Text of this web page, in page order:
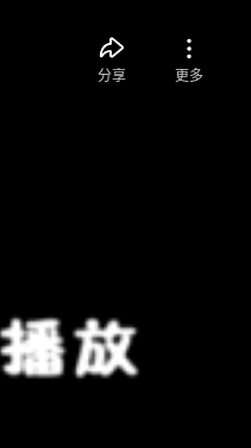
分享 更多